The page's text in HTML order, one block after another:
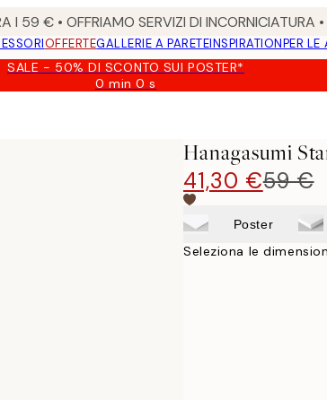
I 59 € • OFFRIAMO SERVIZI DI
OFFERTEGALLERIE A PARETEINSPIRATIONPER LE
SALE - 50% DI SCONTO SUI POSTER*
0 min0 s
Valido
Hanagasumi
41,30 €59 €
Poster
Seleziona le